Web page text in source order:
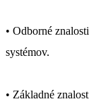
• Odborné
systémov.
• Základné